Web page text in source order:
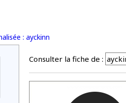
: ayckinn
Consulter la fiche de :